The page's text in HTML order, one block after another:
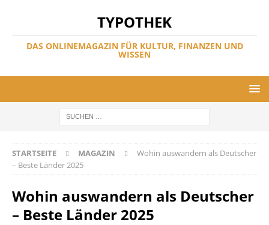
TYPOTHEK
DAS ONLINEMAGAZIN FÜR KULTUR, FINANZEN UND
WISSEN
STARTSEITE MAGAZIN
Wohin auswandern als Deutscher
– Beste Länder 2025
Wohin auswandern als Deutscher
– Beste Länder 2025